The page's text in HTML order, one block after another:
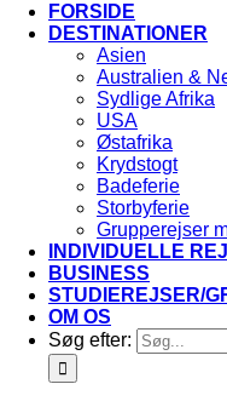
FORSIDE
DESTINATIONER
Asien
Australien &
Sydlige Afrika
USA
Østafrika
Krydstogt
Badeferie
Storbyferie
Grupperejser
INDIVIDUELLE
BUSINESS
STUDIEREJSER/
OM OS
Søg efter: